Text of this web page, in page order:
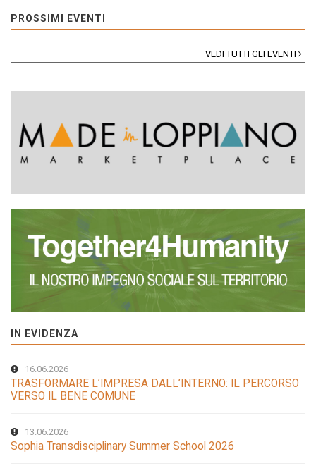
PROSSIMI EVENTI
VEDI TUTTI GLI EVENTI
IN EVIDENZA
16.06.2026
TRASFORMARE L’IMPRESA DALL’INTERNO: IL PERCORSO
VERSO IL BENE COMUNE
13.06.2026
Sophia Transdisciplinary Summer School 2026